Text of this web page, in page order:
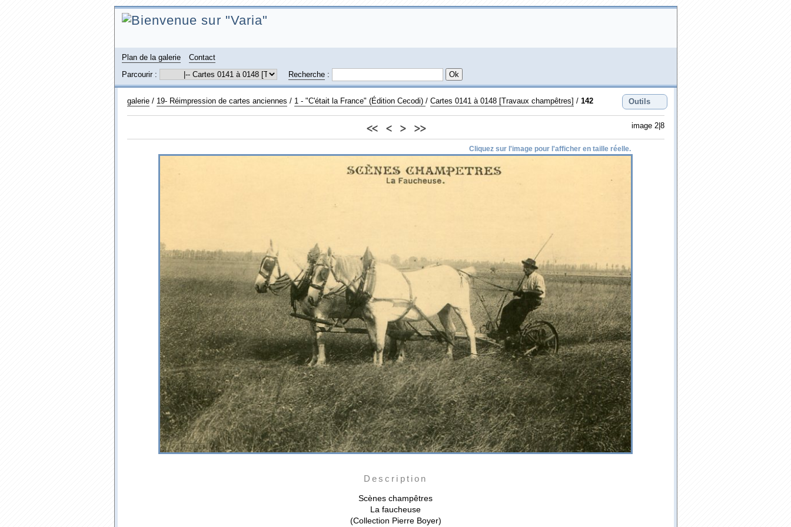
Plan de la galerie
Contact
Parcourir :
Recherche:
Outils
galerie/ 19- Réimpression de cartes anciennes / 1 - "C'était la France" (Édition Cecodi) / Cartes 0141 à 0148 [Travaux champêtres] / 142
image 2|8
<< < > >>
Cliquez sur l'image pour l'afficher en taille réelle.
Description
Scènes champêtres
La faucheuse
(Collection Pierre Boyer)